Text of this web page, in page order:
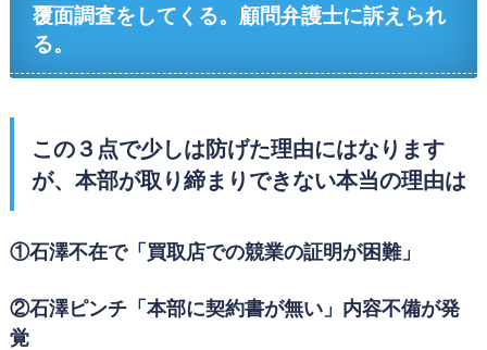
覆面調査をしてくる。顧問弁護士に訴えられ
る。
この３点で少しは防げた理由にはなります
が、本部が取り締まりできない本当の理由は
①石澤不在で「買取店での競業の証明が困難」
②石澤ピンチ「本部に契約書が無い」内容不備が発
覚